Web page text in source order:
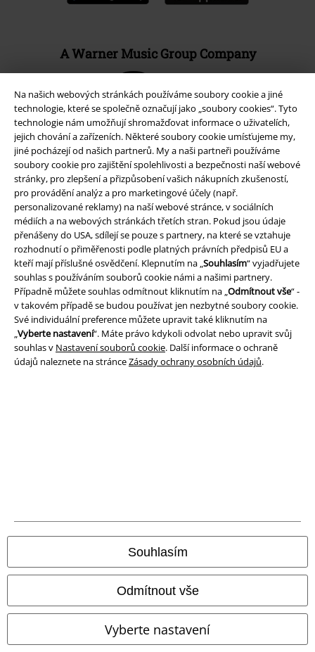
Na našich webových stránkách používáme soubory cookie a jiné
technologie, které se společně označují jako „soubory cookies“. Tyto
technologie nám umožňují shromažďovat informace o uživatelích,
jejich chování a zařízeních. Některé soubory cookie umísťujeme my,
jiné pocházejí od našich partnerů. My a naši partneři používáme
soubory cookie pro zajištění spolehlivosti a bezpečnosti naší webové
stránky, pro zlepšení a přizpůsobení vašich nákupních zkušeností,
pro provádění analýz a pro marketingové účely (např.
personalizované reklamy) na naší webové stránce, v sociálních
médiích a na webových stránkách třetích stran. Pokud jsou údaje
přenášeny do USA, sdílejí se pouze s partnery, na které se vztahuje
rozhodnutí o přiměřenosti podle platných právních předpisů EU a
kteří mají příslušné osvědčení. Klepnutím na „Souhlasím“ vyjadřujete
souhlas s používáním souborů cookie námi a našimi partnery.
Případně můžete souhlas odmítnout kliknutím na „Odmítnout vše“ -
v takovém případě se budou používat jen nezbytné soubory cookie.
Své individuální preference můžete upravit také kliknutím na
„Vyberte nastavení“. Máte právo kdykoli odvolat nebo upravit svůj
souhlas v Nastavení souborů cookie. Další informace o ochraně
údajů naleznete na stránceZásady ochrany osobních údajů.
Souhlasím
Odmítnout vše
Vyberte nastavení
A Warner Music Group Company
Právní informace
Podmínky
Prohlášení
Ochrana osobních údajů
Všechny ceny jsou včetně DPH, bezpoštovného a balného
© 1986-2026 EMP Merchandising
Naše online obchody